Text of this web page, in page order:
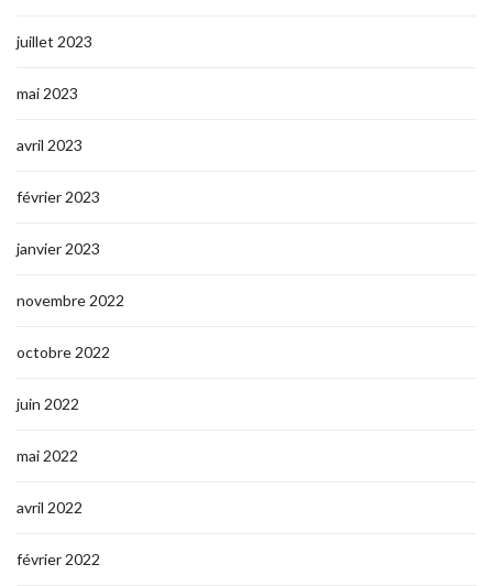
juillet 2023
mai 2023
avril 2023
février 2023
janvier 2023
novembre 2022
octobre 2022
juin 2022
mai 2022
avril 2022
février 2022